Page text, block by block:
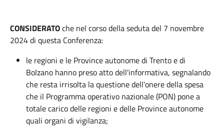
CONSIDERATOche nel corso della seduta del 7 novembre
2024 di questa Conferenza:
le regioni e le Province autonome di Trento e di
Bolzano hanno preso atto dell'informativa, segnalando
che resta irrisolta la questione dell'onere della spesa
che il Programma operativo nazionale (PON) pone a
totale carico delle regioni e delle Province autonome
quali organi di vigilanza;